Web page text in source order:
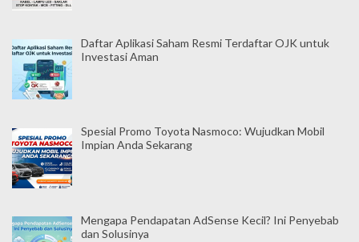
Daftar Aplikasi Saham Resmi Terdaftar OJK untuk
Investasi Aman
Spesial Promo Toyota Nasmoco: Wujudkan Mobil
Impian Anda Sekarang
Mengapa Pendapatan AdSense Kecil? Ini Penyebab
dan Solusinya